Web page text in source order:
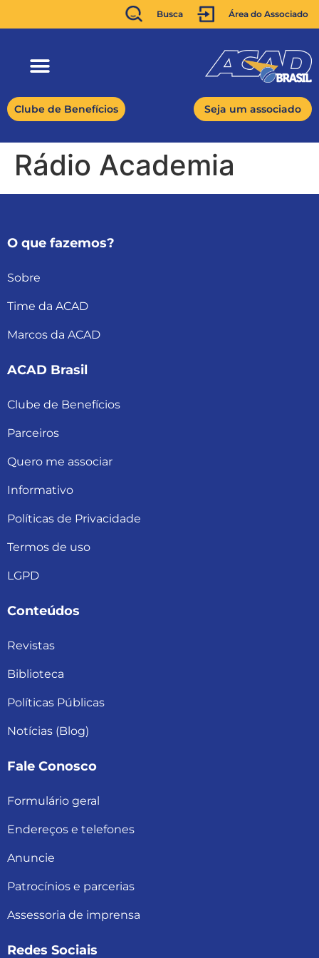
Busca Área do Associado
Clube de Benefícios Seja um associado
Rádio Academia
O que fazemos?
Sobre
Time da ACAD
Marcos da ACAD
ACAD Brasil
Clube de Benefícios
Parceiros
Quero me associar
Informativo
Políticas de Privacidade
Termos de uso
LGPD
Conteúdos
Revistas
Biblioteca
Políticas Públicas
Notícias (Blog)
Fale Conosco
Formulário geral
Endereços e telefones
Anuncie
Patrocínios e parcerias
Assessoria de imprensa
Redes Sociais